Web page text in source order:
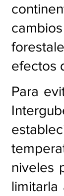
efectos
Para
niveles
limitarla